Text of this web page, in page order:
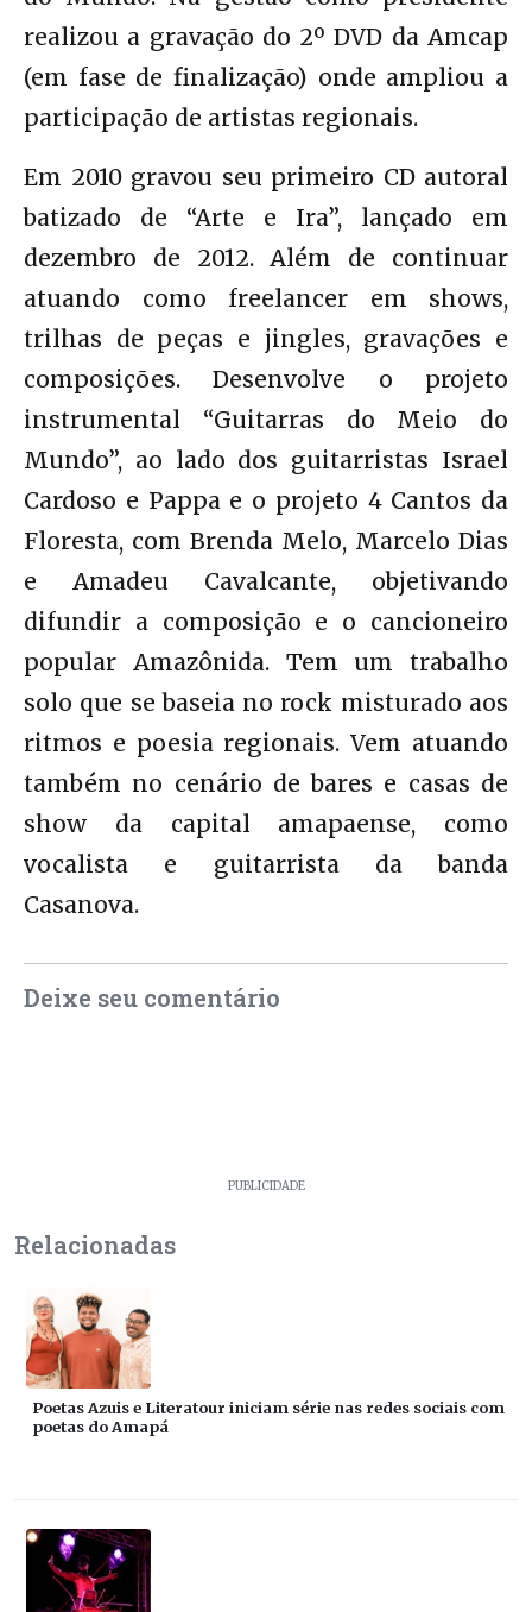
realizou a gravação do 2º DVD da Amcap
(em fase de finalização) onde ampliou a
participação de artistas regionais.
Em 2010 gravou seu primeiro CD autoral
batizado de “Arte e Ira”, lançado em
dezembro de 2012. Além de continuar
atuando como freelancer em shows,
trilhas de peças e jingles, gravações e
composições. Desenvolve o projeto
instrumental “Guitarras do Meio do
Mundo”, ao lado dos guitarristas Israel
Cardoso e Pappa e o projeto 4 Cantos da
Floresta, com Brenda Melo, Marcelo Dias
e Amadeu Cavalcante, objetivando
difundir a composição e o cancioneiro
popular Amazônida. Tem um trabalho
solo que se baseia no rock misturado aos
ritmos e poesia regionais. Vem atuando
também no cenário de bares e casas de
show da capital amapaense, como
vocalista e guitarrista da banda
Casanova.
Deixe seu comentário
PUBLICIDADE
Relacionadas
Poetas Azuis e Literatour iniciam série nas redes sociais com
poetas do Amapá